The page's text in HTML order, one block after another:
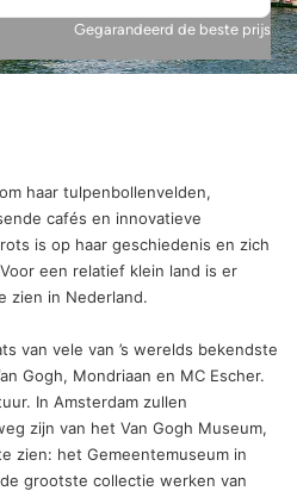
Gegarandeerd de beste prijs
haar tulpenbollenvelden,
cafés en innovatieve
is op haar geschiedenis en zich
een relatief klein land is er
zien in Nederland.
van vele van ’s werelds bekendste
Gogh, Mondriaan en MC Escher.
In Amsterdam zullen
zijn van het Van Gogh Museum,
zien: het Gemeentemuseum in
grootste collectie werken van